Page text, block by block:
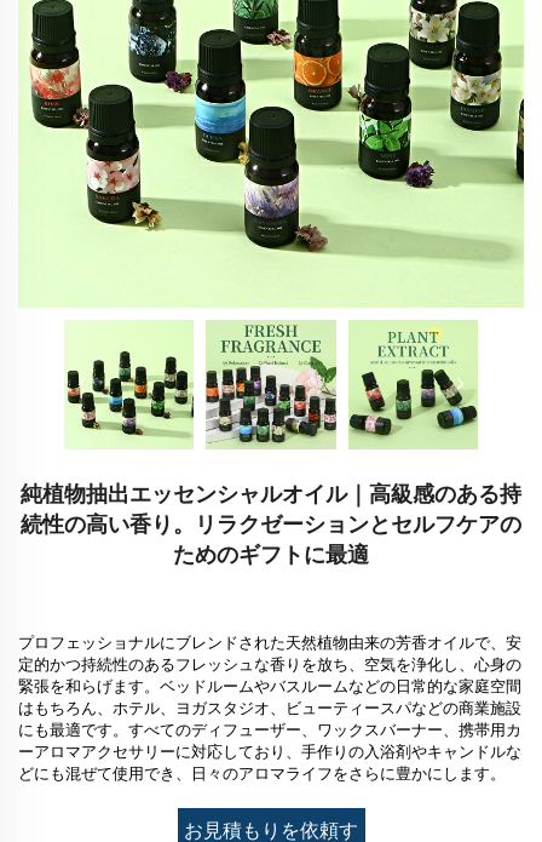
純植物抽出エッセンシャルオイル｜高級感のある持
続性の高い香り。リラクゼーションとセルフケアの
ためのギフトに最適
プロフェッショナルにブレンドされた天然植物由来の芳香オイルで、安
定的かつ持続性のあるフレッシュな香りを放ち、空気を浄化し、心身の
緊張を和らげます。ベッドルームやバスルームなどの日常的な家庭空間
はもちろん、ホテル、ヨガスタジオ、ビューティースパなどの商業施設
にも最適です。すべてのディフューザー、ワックスバーナー、携帯用カ
ーアロマアクセサリーに対応しており、手作りの入浴剤やキャンドルな
どにも混ぜて使用でき、日々のアロマライフをさらに豊かにします。
お見積もりを依頼す